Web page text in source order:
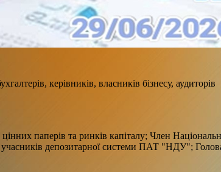
керівників, власників бізнесу, аудиторів
паперів та ринків капіталу; Член
депозитарної системи ПАТ "НДУ"; Голова